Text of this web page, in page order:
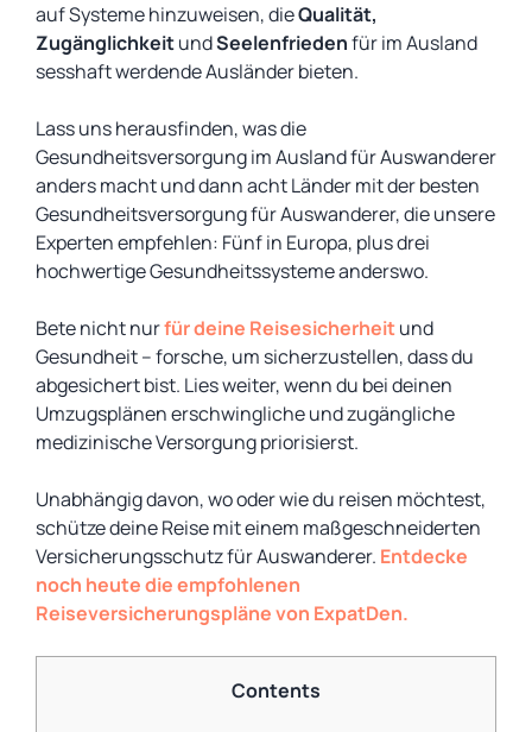
auf Systeme hinzuweisen, dieQualität,
ZugänglichkeitundSeelenfriedenfür im Ausland
sesshaft werdende Ausländer bieten.
Lass uns herausfinden, was die
Gesundheitsversorgung im Ausland für Auswanderer
anders macht und dann acht Länder mit der besten
Gesundheitsversorgung für Auswanderer, die unsere
Experten empfehlen: Fünf in Europa, plus drei
hochwertige Gesundheitssysteme anderswo.
Bete nicht nurfür deine Reisesicherheitund
Gesundheit – forsche, um sicherzustellen, dass du
abgesichert bist. Lies weiter, wenn du bei deinen
Umzugsplänen erschwingliche und zugängliche
medizinische Versorgung priorisierst.
Unabhängig davon, wo oder wie du reisen möchtest,
schütze deine Reise mit einem maßgeschneiderten
Versicherungsschutz fürAuswanderer. Entdecke
noch heute die empfohlenen
Reiseversicherungspläne von ExpatDen.
Contents